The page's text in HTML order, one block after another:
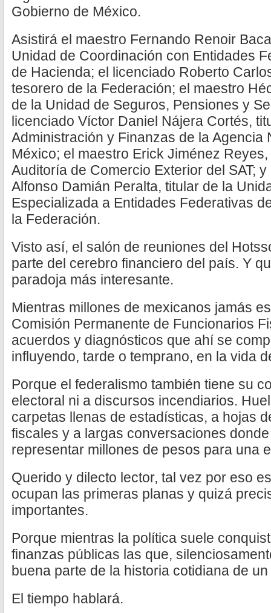
Gobierno de México.
Asistirá el maestro Fernando Renoir
Unidad de Coordinación con Entidades
de Hacienda; el licenciado Roberto
tesorero de la Federación; el maestro
de la Unidad de Seguros, Pensiones y
licenciado Víctor Daniel Nájera Cortés,
Administración y Finanzas de la Agencia
México; el maestro Erick Jiménez
Auditoría de Comercio Exterior del SAT;
Alfonso Damián Peralta, titular de la
Especializada a Entidades Federativas
la Federación.
Visto así, el salón de reuniones del
parte del cerebro financiero del país. Y
paradoja más interesante.
Mientras millones de mexicanos jamás
Comisión Permanente de Funcionarios
acuerdos y diagnósticos que ahí se
influyendo, tarde o temprano, en la vida
Porque el federalismo también tiene su
electoral ni a discursos incendiarios.
carpetas llenas de estadísticas, a hojas
fiscales y a largas conversaciones
representar millones de pesos para una
Querido y dilecto lector, tal vez por eso
ocupan las primeras planas y quizá
importantes.
Porque mientras la política suele
finanzas públicas las que,
buena parte de la historia cotidiana de
El tiempo hablará.